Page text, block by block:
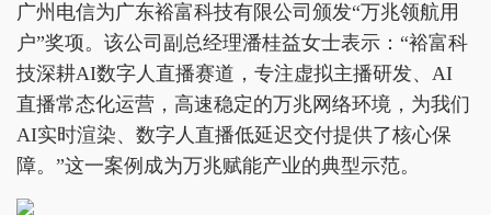
广州电信为广东裕富科技有限公司颁发“万兆领航用
户”奖项。该公司副总经理潘桂益女士表示：“裕富科
技深耕AI数字人直播赛道，专注虚拟主播研发、AI
直播常态化运营，高速稳定的万兆网络环境，为我们
AI实时渲染、数字人直播低延迟交付提供了核心保
障。”这一案例成为万兆赋能产业的典型示范。